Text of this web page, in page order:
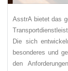
AsstrA bietet das
Die sich
besonderes und
den